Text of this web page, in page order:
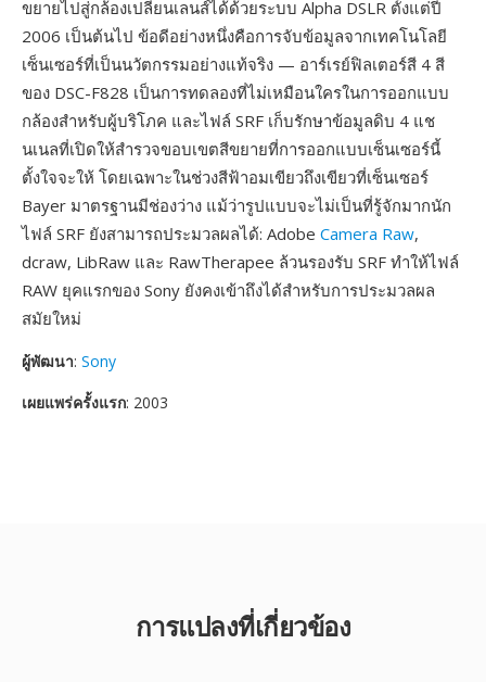
ขยายไปสู่กล้องเปลี่ยนเลนส์ได้ด้วยระบบ Alpha DSLR ตั้งแต่ปี
2006 เป็นต้นไป ข้อดีอย่างหนึ่งคือการจับข้อมูลจากเทคโนโลยี
เซ็นเซอร์ที่เป็นนวัตกรรมอย่างแท้จริง — อาร์เรย์ฟิลเตอร์สี 4 สี
ของ DSC-F828 เป็นการทดลองที่ไม่เหมือนใครในการออกแบบ
กล้องสำหรับผู้บริโภค และไฟล์ SRF เก็บรักษาข้อมูลดิบ 4 แช
นเนลที่เปิดให้สำรวจขอบเขตสีขยายที่การออกแบบเซ็นเซอร์นี้
ตั้งใจจะให้ โดยเฉพาะในช่วงสีฟ้าอมเขียวถึงเขียวที่เซ็นเซอร์
Bayer มาตรฐานมีช่องว่าง แม้ว่ารูปแบบจะไม่เป็นที่รู้จักมากนัก
ไฟล์ SRF ยังสามารถประมวลผลได้: Adobe Camera Raw,
dcraw, LibRaw และ RawTherapee ล้วนรองรับ SRF ทำให้ไฟล์
RAW ยุคแรกของ Sony ยังคงเข้าถึงได้สำหรับการประมวลผล
สมัยใหม่
ผู้พัฒนา: Sony
เผยแพร่ครั้งแรก: 2003
การแปลงที่เกี่ยวข้อง